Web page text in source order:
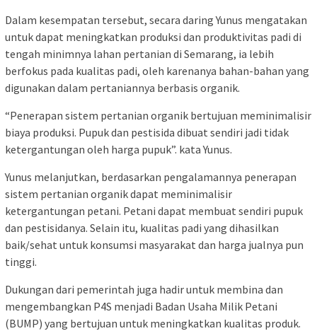
Dalam kesempatan tersebut, secara daring Yunus mengatakan
untuk dapat meningkatkan produksi dan produktivitas padi di
tengah minimnya lahan pertanian di Semarang, ia lebih
berfokus pada kualitas padi, oleh karenanya bahan-bahan yang
digunakan dalam pertaniannya berbasis organik.
“Penerapan sistem pertanian organik bertujuan meminimalisir
biaya produksi. Pupuk dan pestisida dibuat sendiri jadi tidak
ketergantungan oleh harga pupuk”. kata Yunus.
Yunus melanjutkan, berdasarkan pengalamannya penerapan
sistem pertanian organik dapat meminimalisir
ketergantungan petani. Petani dapat membuat sendiri pupuk
dan pestisidanya. Selain itu, kualitas padi yang dihasilkan
baik/sehat untuk konsumsi masyarakat dan harga jualnya pun
tinggi.
Dukungan dari pemerintah juga hadir untuk membina dan
mengembangkan P4S menjadi Badan Usaha Milik Petani
(BUMP) yang bertujuan untuk meningkatkan kualitas produk.